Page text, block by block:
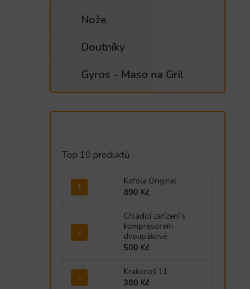
Nože
Doutníky
Gyros - Maso na Gril
Top 10 produktů
Kofola Original
890 Kč
Chladící zařízení s
kompresorem
dvoupákové
500 Kč
Krakonoš 11
380 Kč